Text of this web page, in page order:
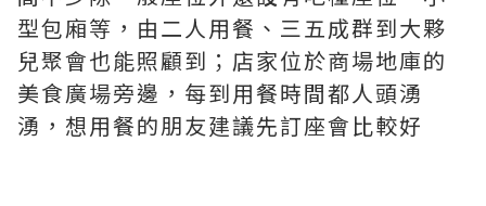
型包廂等，由二人用餐、三五成群到大夥
兒聚會也能照顧到；店家位於商場地庫的
美食廣場旁邊，每到用餐時間都人頭湧
湧，想用餐的朋友建議先訂座會比較好